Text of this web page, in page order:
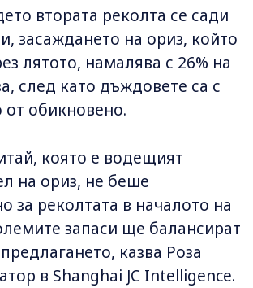
втората реколта се сади
засаждането на ориз, който
лятото, намалява с 26% на
след като дъждовете са с
обикновено.
която е водещият
на ориз, не беше
за реколтата в началото на
запаси ще балансират
казва Роза
в Shanghai JC Intelligence.